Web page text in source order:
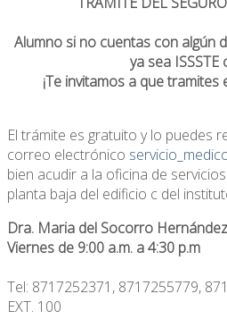
Alumno si no cuentas con algún
ya sea ISSSTE
¡Te invitamos a que tramites
El trámite es gratuito y lo puedes
correo electrónico
bien acudir a la oficina de
planta baja del edificio c del
Dra. Maria del Socorro
Viernes de 9:00 a.m. a 4:30 p.m
Tel: 8717252371, 8717255779,
EXT. 100